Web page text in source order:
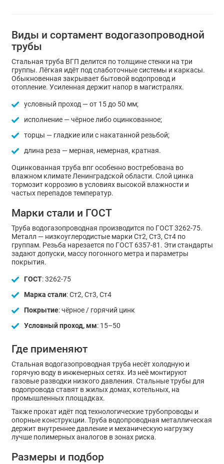
Виды и сортамент водогазопроводной
трубы
Стальная труба ВГП делится по толщине стенки на три
группы. Лёгкая идёт под слаботочные системы и каркасы.
Обыкновенная закрывает бытовой водопровод и
отопление. Усиленная держит напор в магистралях.
условный проход — от 15 до 50 мм;
исполнение — чёрное либо оцинкованное;
торцы — гладкие или с накатанной резьбой;
длина реза — мерная, немерная, кратная.
Оцинкованная труба впг особенно востребована во
влажном климате Ленинградской области. Слой цинка
тормозит коррозию в условиях высокой влажности и
частых перепадов температур.
Марки стали и ГОСТ
Труба водогазопроводная производится по ГОСТ 3262-75.
Металл — низкоуглеродистые марки Ст2, Ст3, Ст4 по
группам. Резьба нарезается по ГОСТ 6357-81. Эти стандарты
задают допуски, массу погонного метра и параметры
покрытия.
ГОСТ: 3262-75
Марка стали: Ст2, Ст3, Ст4
Покрытие: чёрное / горячий цинк
Условный проход, мм: 15–50
Где применяют
Стальная водогазопроводная труба несёт холодную и
горячую воду в инженерных сетях. Из неё монтируют
газовые разводки низкого давления. Стальные трубы для
водопровода ставят в жилых домах, котельных, на
промышленных площадках.
Также прокат идёт под технологические трубопроводы и
опорные конструкции. Труба водопроводная металлическая
держит внутреннее давление и механическую нагрузку
лучше полимерных аналогов в зонах риска.
Размеры и подбор